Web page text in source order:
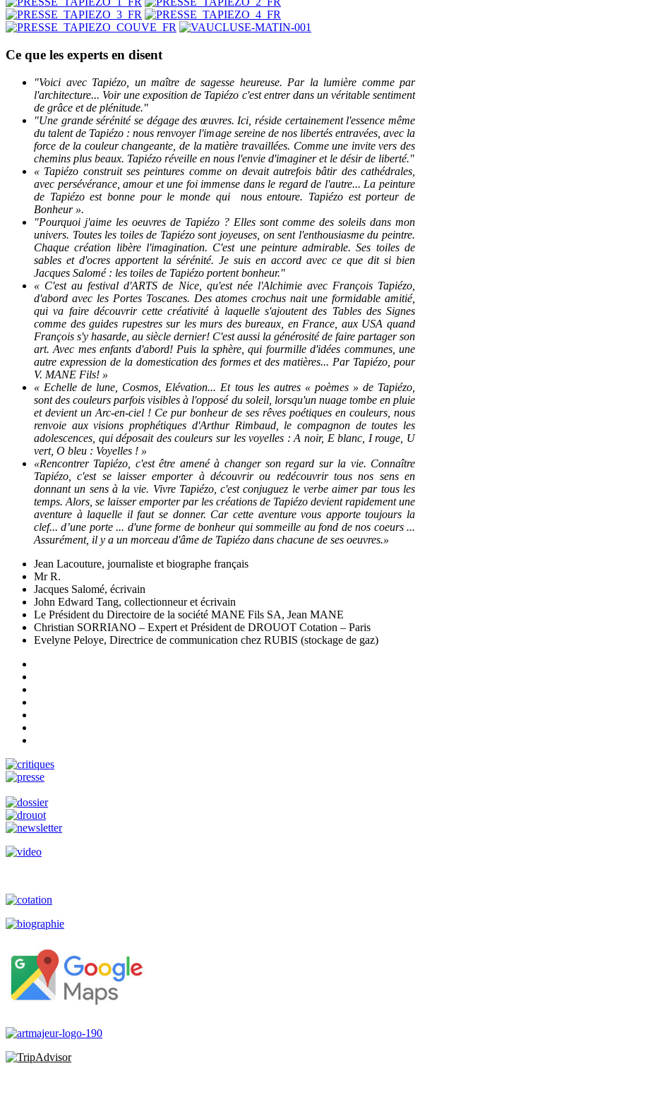
Ce que les experts en disent
"Voici avec Tapiézo, un maître de sagesse heureuse. Par la lumière comme par
l'architecture... Voir une exposition de Tapiézo c'est entrer dans un véritable sentiment
de grâce et de plénitude."
"Une grande sérénité se dégage des œuvres. Ici, réside certainement l'essence même
du talent de Tapiézo : nous renvoyer l'image sereine de nos libertés entravées, avec la
force de la couleur changeante, de la matière travaillées. Comme une invite vers des
chemins plus beaux. Tapiézo réveille en nous l'envie d'imaginer et le désir de liberté."
« Tapiézo construit ses peintures comme on devait autrefois bâtir des cathédrales,
avec persévérance, amour et une foi immense dans le regard de l'autre... La peinture
de Tapiézo est bonne pour le monde qui nous entoure. Tapiézo est porteur de
Bonheur ».
"Pourquoi j'aime les oeuvres de Tapiézo ? Elles sont comme des soleils dans mon
univers. Toutes les toiles de Tapiézo sont joyeuses, on sent l'enthousiasme du peintre.
Chaque création libère l'imagination. C'est une peinture admirable. Ses toiles de
sables et d'ocres apportent la sérénité. Je suis en accord avec ce que dit si bien
Jacques Salomé : les toiles de Tapiézo portent bonheur."
« C'est au festival d'ARTS de Nice, qu'est née l'Alchimie avec François Tapiézo,
d'abord avec les Portes Toscanes. Des atomes crochus nait une formidable amitié,
qui va faire découvrir cette créativité à laquelle s'ajoutent des Tables des Signes
comme des guides rupestres sur les murs des bureaux, en France, aux USA quand
François s'y hasarde, au siècle dernier! C'est aussi la générosité de faire partager son
art. Avec mes enfants d'abord! Puis la sphère, qui fourmille d'idées communes, une
autre expression de la domestication des formes et des matières... Par Tapiézo, pour
V. MANE Fils! »
« Echelle de lune, Cosmos, Elévation... Et tous les autres « poèmes » de Tapiézo,
sont des couleurs parfois visibles à l'opposé du soleil, lorsqu'un nuage tombe en pluie
et devient un Arc-en-ciel ! Ce pur bonheur de ses rêves poétiques en couleurs, nous
renvoie aux visions prophétiques d'Arthur Rimbaud, le compagnon de toutes les
adolescences, qui déposait des couleurs sur les voyelles : A noir, E blanc, I rouge, U
vert, O bleu : Voyelles ! »
«Rencontrer Tapiézo, c'est être amené à changer son regard sur la vie. Connaître
Tapiézo, c'est se laisser emporter à découvrir ou redécouvrir tous nos sens en
donnant un sens à la vie. Vivre Tapiézo, c'est conjuguez le verbe aimer par tous les
temps. Alors, se laisser emporter par les créations de Tapiézo devient rapidement une
aventure à laquelle il faut se donner. Car cette aventure vous apporte toujours la
clef... d’une porte ... d'une forme de bonheur qui sommeille au fond de nos coeurs ...
Assurément, il y a un morceau d'âme de Tapiézo dans chacune de ses oeuvres.»
Jean Lacouture, journaliste et biographe français
Mr R.
Jacques Salomé, écrivain
John Edward Tang, collectionneur et écrivain
Le Président du Directoire de la société MANE Fils SA, Jean MANE
Christian SORRIANO – Expert et Président de DROUOT Cotation – Paris
Evelyne Peloye, Directrice de communication chez RUBIS (stockage de gaz)